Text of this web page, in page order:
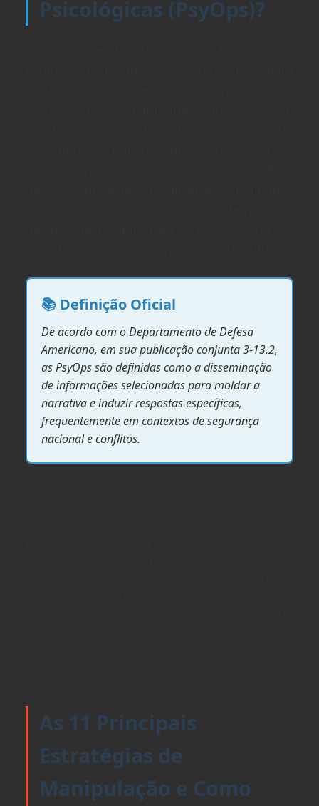
Psicológicas (PsyOps)?
📚 Definição Oficial
De acordo com o Departamento de Defesa
Americano, em sua publicação conjunta 3-13.2,
as PsyOps são definidas como a disseminação
de informações selecionadas para moldar a
narrativa e induzir respostas específicas,
frequentemente em contextos de segurança
nacional e conflitos.
As 11 Principais
Estratégias de
Manipulação e Como